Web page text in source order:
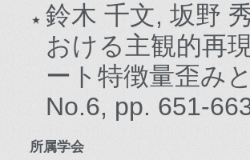
鈴木 千文, 坂野
おける主観的再
ート特徴量歪み
No.6, pp. 651-
所属学会